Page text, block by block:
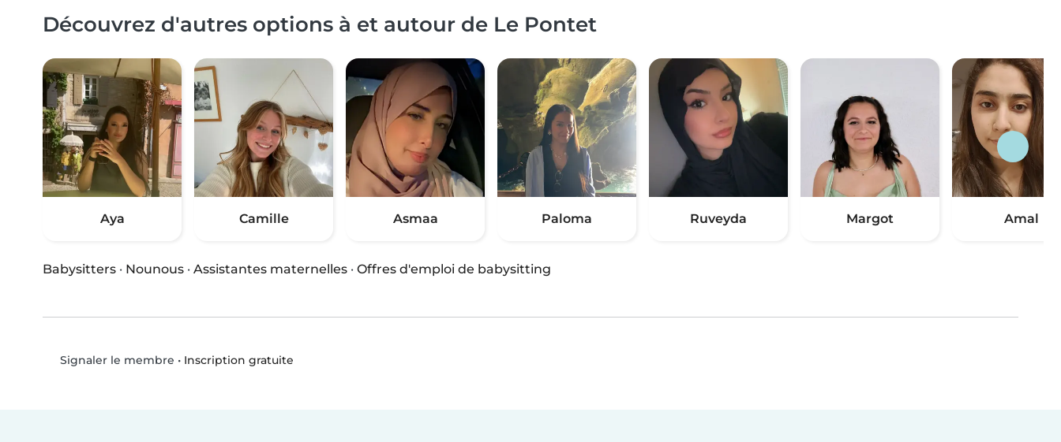
Découvrez d'autres options à et autour de Le Pontet
Aya Camille Asmaa Paloma Ruveyda Margot Amal
Babysitters · Nounous · Assistantes maternelles · Offres d'emploi de babysitting
Signaler le membre • Inscription gratuite